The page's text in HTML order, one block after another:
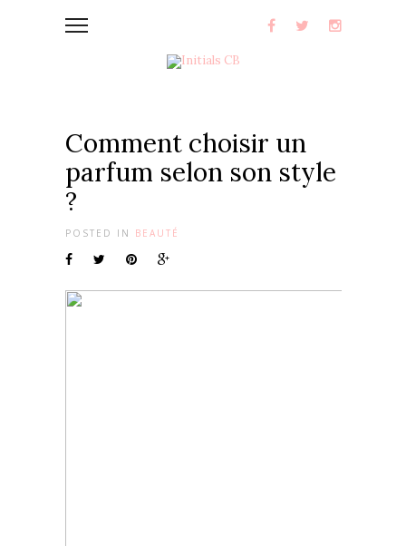
Comment choisir un
parfum selon son style
?
POSTED IN BEAUTÉ